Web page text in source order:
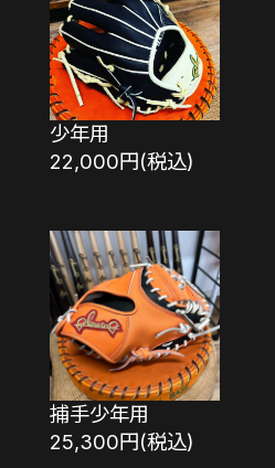
少年用
22,000円(税込)
捕手少年用
25,300円(税込)